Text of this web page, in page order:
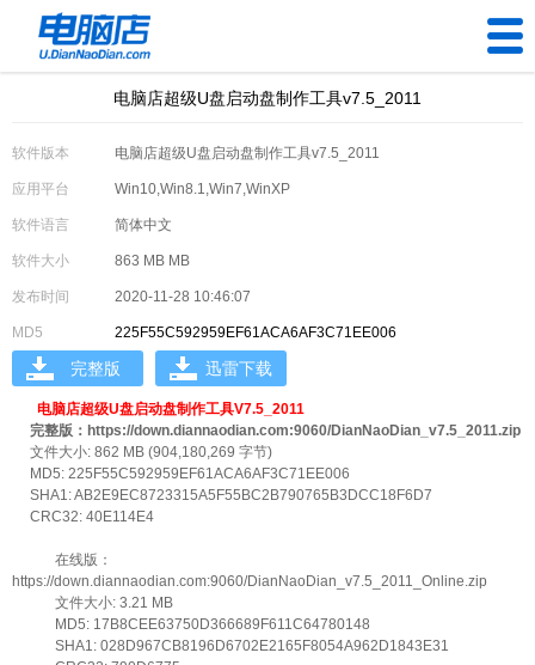
U盘工具
电脑问题
电脑店超级U盘启动盘制作工具v7.5_2011
软件版本 电脑店超级U盘启动盘制作工具v7.5_2011
应用平台 Win10,Win8.1,Win7,WinXP
软件语言 简体中文
软件大小 863 MB MB
发布时间 2020-11-28 10:46:07
MD5 225F55C592959EF61ACA6AF3C71EE006
完整版 迅雷下载
电脑店超级U盘启动盘制作工具V7.5_2011
完整版：https://down.diannaodian.com:9060/DianNaoDian_v7.5_2011.zip
文件大小: 862 MB (904,180,269 字节)
MD5: 225F55C592959EF61ACA6AF3C71EE006
SHA1: AB2E9EC8723315A5F55BC2B790765B3DCC18F6D7
CRC32: 40E114E4
在线版：
https://down.diannaodian.com:9060/DianNaoDian_v7.5_2011_Online.zip
文件大小: 3.21 MB
MD5: 17B8CEE63750D366689F611C64780148
SHA1: 028D967CB8196D6702E2165F8054A962D1843E31